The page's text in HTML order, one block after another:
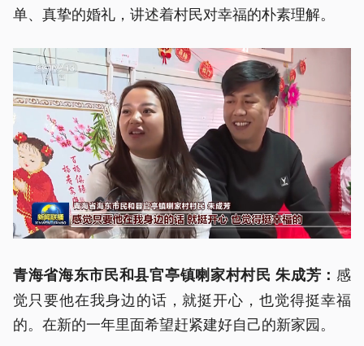
单、真挚的婚礼，讲述着村民对幸福的朴素理解。
青海省海东市民和县官亭镇喇家村村民 朱成芳： 感
觉只要他在我身边的话，就挺开心，也觉得挺幸福
的。在新的一年里面希望赶紧建好自己的新家园。